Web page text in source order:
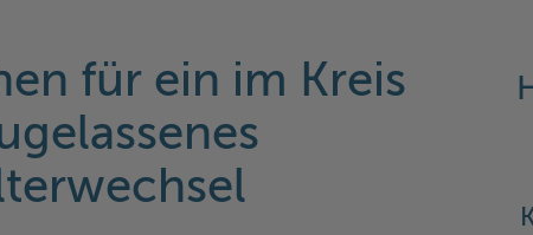
für ein im Kreis